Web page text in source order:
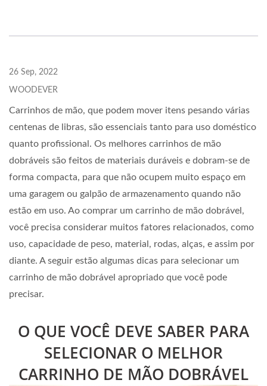
26 Sep, 2022
WOODEVER
Carrinhos de mão, que podem mover itens pesando várias
centenas de libras, são essenciais tanto para uso doméstico
quanto profissional. Os melhores carrinhos de mão
dobráveis são feitos de materiais duráveis e dobram-se de
forma compacta, para que não ocupem muito espaço em
uma garagem ou galpão de armazenamento quando não
estão em uso. Ao comprar um carrinho de mão dobrável,
você precisa considerar muitos fatores relacionados, como
uso, capacidade de peso, material, rodas, alças, e assim por
diante. A seguir estão algumas dicas para selecionar um
carrinho de mão dobrável apropriado que você pode
precisar.
O QUE VOCÊ DEVE SABER PARA
SELECIONAR O MELHOR
CARRINHO DE MÃO DOBRÁVEL